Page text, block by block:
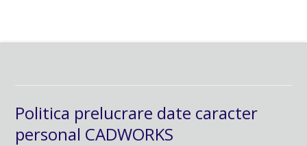
Politica prelucrare date caracter
personal CADWORKS